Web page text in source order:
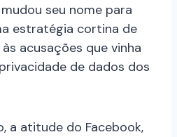
seu nome para
estratégia cortina de
acusações que vinha
de dados dos
a atitude do Facebook,